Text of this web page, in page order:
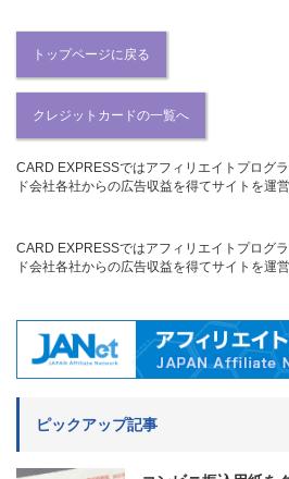
トップページに戻る
クレジットカードの一覧へ
CARD EXPRESSではアフィリエイトプログ
ド会社各社からの広告収益を得てサイトを運営
CARD EXPRESSではアフィリエイトプログ
ド会社各社からの広告収益を得てサイトを運営
ピックアップ記事